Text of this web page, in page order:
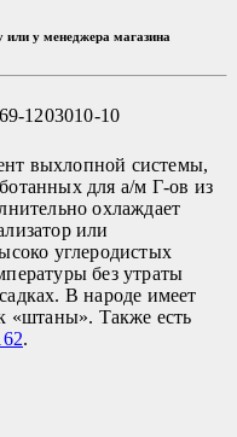
или у менеджера магазина
1203010-10
выхлопной системы,
для а/м Г-ов из
охлаждает
или
углеродистых
без утраты
В народе имеет
«штаны». Также есть
.